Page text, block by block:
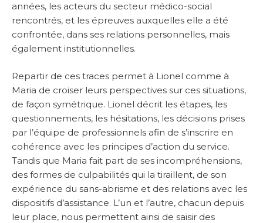
années, les acteurs du secteur médico-social
rencontrés, et les épreuves auxquelles elle a été
confrontée, dans ses relations personnelles, mais
également institutionnelles.
Repartir de ces traces permet à Lionel comme à
Maria de croiser leurs perspectives sur ces situations,
de façon symétrique. Lionel décrit les étapes, les
questionnements, les hésitations, les décisions prises
par l’équipe de professionnels afin de s’inscrire en
cohérence avec les principes d’action du service.
Tandis que Maria fait part de ses incompréhensions,
des formes de culpabilités qui la tiraillent, de son
expérience du sans-abrisme et des relations avec les
dispositifs d’assistance. L’un et l’autre, chacun depuis
leur place, nous permettent ainsi de saisir des